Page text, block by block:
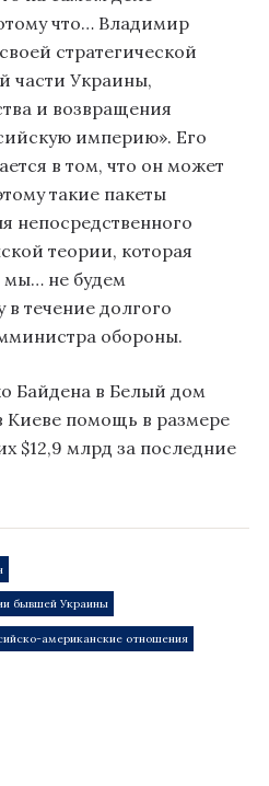
что… Владимир
стратегической
части Украины,
и возвращения
империю». Его
в том, что он может
такие пакеты
непосредственного
теории, которая
мы… не будем
течение долгого
обороны.
Байдена в Белый дом
помощь в размере
$12,9 млрд за последние
бывшей Украины
американские отношения